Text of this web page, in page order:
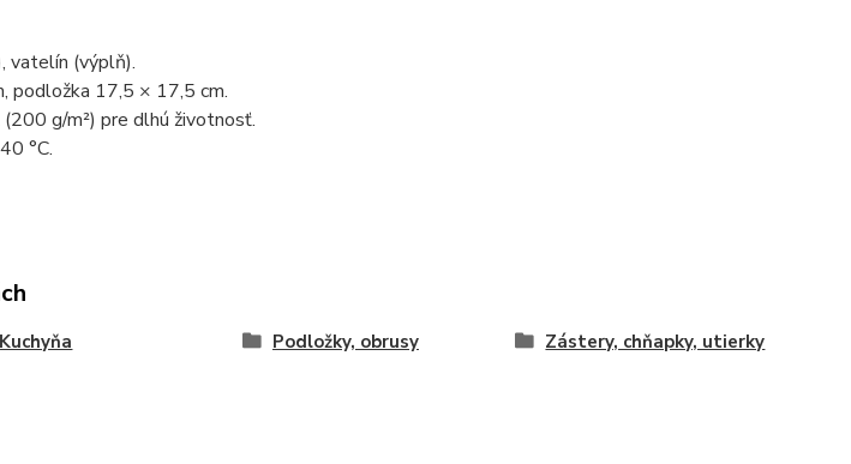
vatelín (výplň).
podložka 17,5 × 17,5 cm.
g/m²) pre dlhú životnosť.
°C.
Kuchyňa Podložky, obrusy Zástery, chňapky, utierky